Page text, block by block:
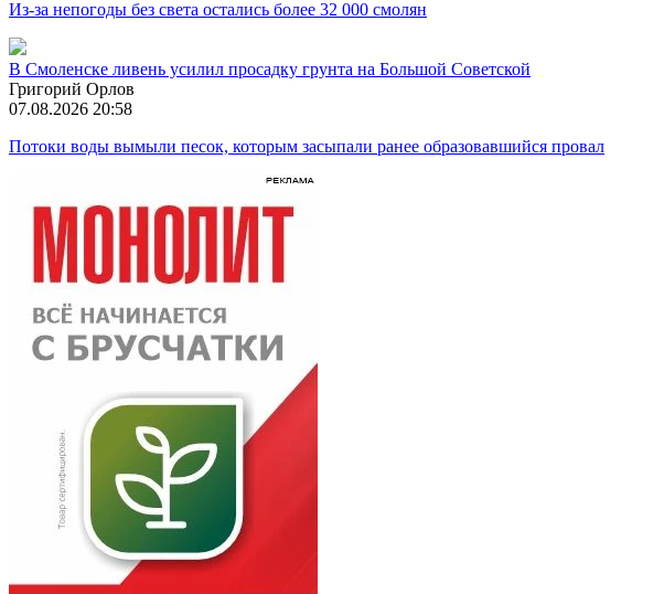
Из-за непогоды без света остались более 32 000 смолян
В Смоленске ливень усилил просадку грунта на Большой Советской
Григорий Орлов
07.08.2026 20:58
Потоки воды вымыли песок, которым засыпали ранее образовавшийся провал